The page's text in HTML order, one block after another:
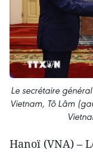
Le secrétaire
Vietnam, Tô Lâm
Hanoï (VNA) –